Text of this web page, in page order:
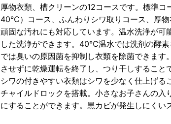
厚物衣類、槽クリーンの12コースです。標準
40℃）コース、ふんわりシワ取りコース、厚
頑固な汚れにも対応しています。温水洗浄が
した洗浄ができます。40℃温水では洗剤の酵
では臭いの原因菌を抑制し衣類を除菌できま
させずに乾燥運転を終了し、つり干しすること
シワの付きやすい衣類はシワを少なく仕上げる
チャイルドロックを搭載。小さなお子さんの入
にすることができます。黒カビが発生しにくい